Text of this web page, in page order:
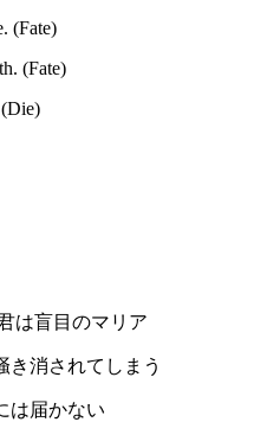
(Fate)
(Fate)
は盲目のマリア
き消されてしまう
は届かない